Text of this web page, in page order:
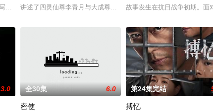
巍峨壮丽的皇觉寺甚感欣喜，回忆起了当初从皇觉寺起家的种种艰辛历
的是当代美丽乡村在新农村建设进程中发生的多姿多彩的、有趣的、浪漫
讲述了四灵仙尊李青月与大成尊者白九思相爱相杀，最终解开误会
故事发生在抗日战争初期。面
3.0 全30集 6.0
密使
第24集完结
搏忆